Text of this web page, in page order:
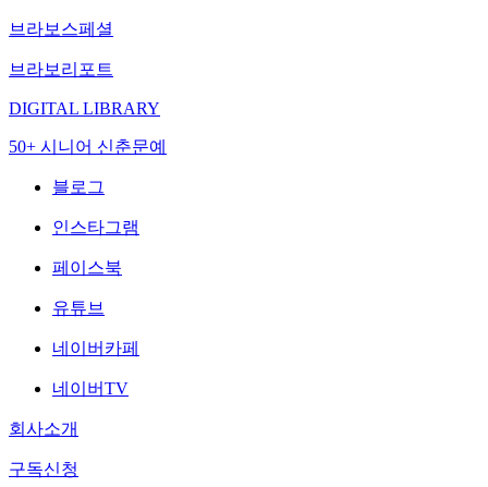
브라보스페셜
브라보리포트
DIGITAL LIBRARY
50+ 시니어 신춘문예
블로그
인스타그램
페이스북
유튜브
네이버카페
네이버TV
회사소개
구독신청